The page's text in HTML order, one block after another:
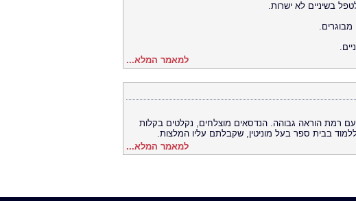
בשיניים לא ישרות.
מבוגרים.
למאמר המלא...
רמת הוראה גבוהה. הנדסאים מוצלחים, נקלטים בקלות
בבית ספר בעל מוניטין, שקבלתם עליו המלצות.
למאמר המלא...